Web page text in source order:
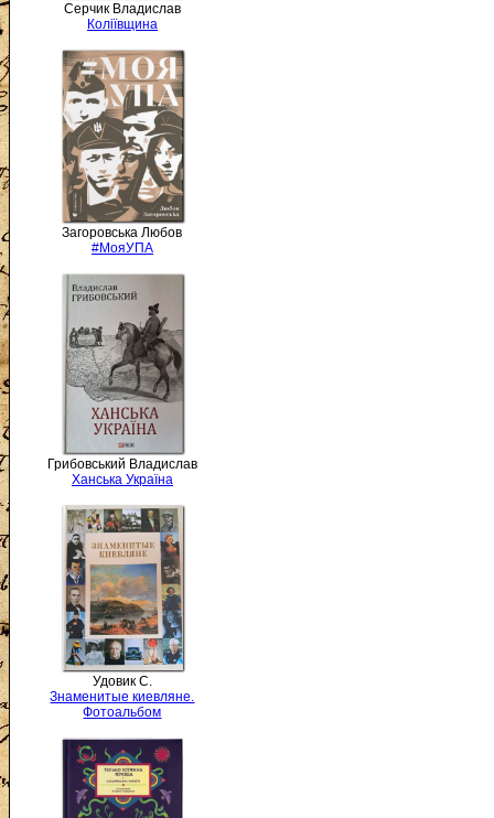
Серчик Владислав
Коліївщина
Загоровська Любов
#МояУПА
Грибовський Владислав
Ханська Україна
Удовик С.
Знаменитые киевляне.
Фотоальбом